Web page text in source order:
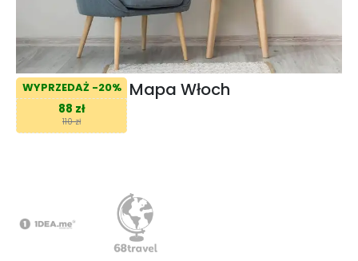
WYPRZEDAŻ -20%
88 zł
110 zł
Mapa Włoch